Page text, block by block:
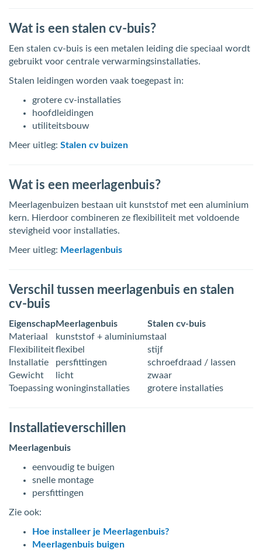
Wat is een stalen cv-buis?
Een stalen cv-buis is een metalen leiding die speciaal wordt
gebruikt voor centrale verwarmingsinstallaties.
Stalen leidingen worden vaak toegepast in:
grotere cv-installaties
hoofdleidingen
utiliteitsbouw
Meer uitleg: Stalen cv buizen
Wat is een meerlagenbuis?
Meerlagenbuizen bestaan uit kunststof met een aluminium
kern. Hierdoor combineren ze flexibiliteit met voldoende
stevigheid voor installaties.
Meer uitleg: Meerlagenbuis
Verschil tussen meerlagenbuis en stalen
cv-buis
EigenschapMeerlagenbuis
Stalen cv-buis
Materiaal
kunststof + aluminiumstaal
Flexibiliteitflexibel
stijf
Installatie
persfittingen
schroefdraad / lassen
Gewicht
licht
zwaar
Toepassing woninginstallaties grotere installaties
Installatieverschillen
Meerlagenbuis
eenvoudig te buigen
snelle montage
persfittingen
Zie ook:
Hoe installeer je Meerlagenbuis?
Meerlagenbuis buigen